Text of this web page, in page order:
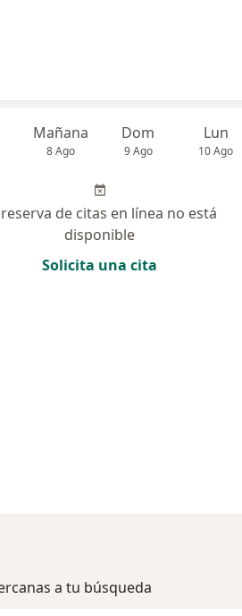
Mañana
8 Ago
Dom
9 Ago
Lun
10 Ago
reserva de citas en línea no está
disponible
Solicita una cita
a tu búsqueda